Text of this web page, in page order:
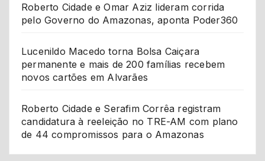
Roberto Cidade e Omar Aziz lideram corrida
pelo Governo do Amazonas, aponta Poder360
Lucenildo Macedo torna Bolsa Caiçara
permanente e mais de 200 famílias recebem
novos cartões em Alvarães
Roberto Cidade e Serafim Corrêa registram
candidatura à reeleição no TRE-AM com plano
de 44 compromissos para o Amazonas